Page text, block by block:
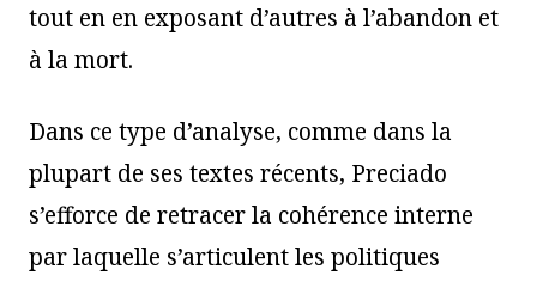
tout en en exposant d’autres à l’abandon et
à la mort.
Dans ce type d’analyse, comme dans la
plupart de ses textes récents, Preciado
s’efforce de retracer la cohérence interne
par laquelle s’articulent les politiques